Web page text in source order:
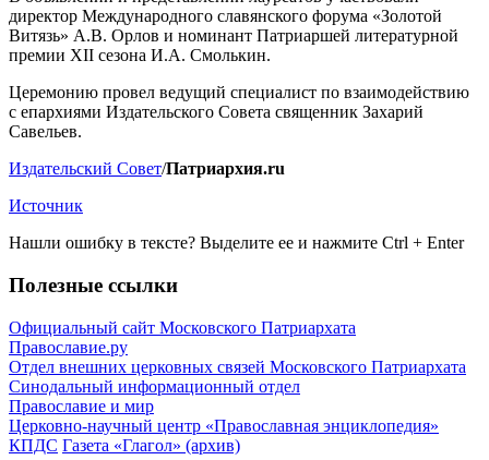
директор Международного славянского форума «Золотой
Витязь» А.В. Орлов и номинант Патриаршей литературной
премии XII сезона И.А. Смолькин.
Церемонию провел ведущий специалист по взаимодействию
с епархиями Издательского Совета священник Захарий
Савельев.
Издательский Совет/Патриархия.ru
Источник
Нашли ошибку в тексте? Выделите ее и нажмите Ctrl + Enter
Полезные ссылки
Официальный сайт Московского Патриархата
Православие.ру
Отдел внешних церковных связей Московского Патриархата
Синодальный информационный отдел
Православие и мир
Церковно-научный центр «Православная энциклопедия»
КПДС Газета «Глагол» (архив)